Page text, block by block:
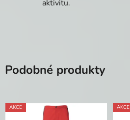
aktivitu.
Podobné produkty
AKCE AKCE